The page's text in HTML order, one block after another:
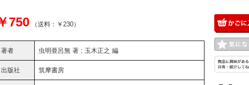
750 （送料：￥230）
著者 虫明亜呂無 著 ; 玉木正之 編
出版社 筑摩書房